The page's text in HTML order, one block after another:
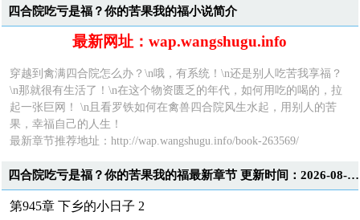
四合院吃亏是福？你的苦果我的福小说简介
最新网址：wap.wangshugu.info
穿越到禽满四合院怎么办？\n哦，有系统！\n还是别人吃苦我享福？
\n那就很有生活了！\n在这个物资匮乏的年代，如何用吃的喝的，拉
起一张巨网！ \n且看罗铁如何在禽兽四合院风生水起，用别人的苦
果，幸福自己的人生！
最新章节推荐地址：http://wap.wangshugu.info/book-263569/
四合院吃亏是福？你的苦果我的福最新章节 更新时间：2026-08-08T07:02:30
第945章 下乡的小日子 2